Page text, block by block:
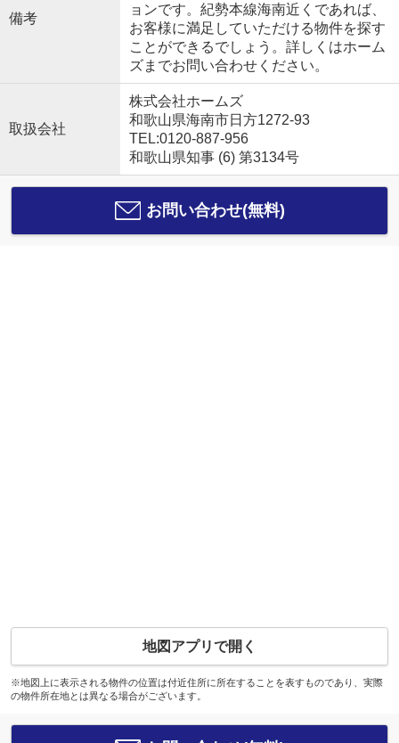
備考
ョンです。紀勢本線海南近くであれば、
お客様に満足していただける物件を探す
ことができるでしょう。詳しくはホーム
ズまでお問い合わせください。
取扱会社
株式会社ホームズ
和歌山県海南市日方1272-93
TEL:0120-887-956
和歌山県知事 (6) 第3134号
お問い合わせ(無料)
地図アプリで開く
※地図上に表示される物件の位置は付近住所に所在することを表すものであり、実際
の物件所在地とは異なる場合がございます。